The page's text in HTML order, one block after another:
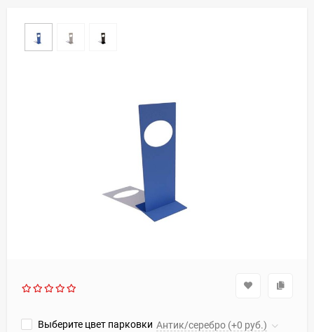
Выберите цвет парковки Антик/серебро (+0 руб.)